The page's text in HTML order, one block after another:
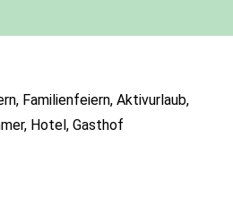
Familienfeiern, Aktivurlaub,
Hotel, Gasthof